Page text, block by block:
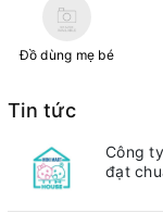
Đồ dùng mẹ bé
Tin tức
Công
đạt